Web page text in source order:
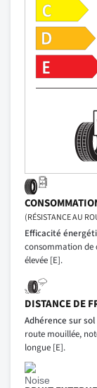
(RÉSISTANCE AU
Efficacité
consommation de
élevée [E].
DISTANCE DE
Adhérence sur
route mouillée,
longue [E].